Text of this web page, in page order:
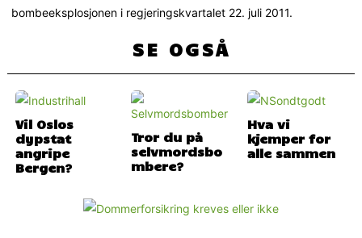
bombeeksplosjonen i regjeringskvartalet 22. juli 2011.
SE OGSÅ
Vil Oslos
dypstat
angripe
Bergen?
Tror du på
selvmordsbo
mbere?
Hva vi
kjemper for
alle sammen